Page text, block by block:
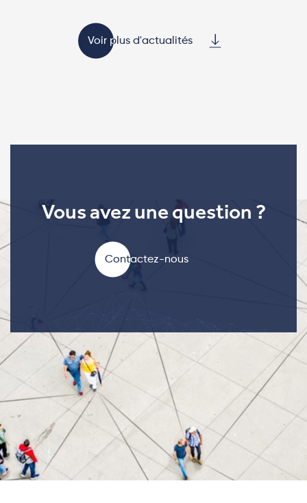
Voir plus d'actualités
Vous avez une question ?
Contactez-nous